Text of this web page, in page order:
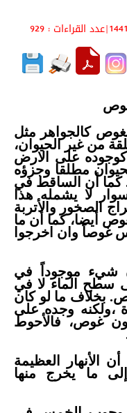
|عدد القراءات : 929
كالجواهر مثل
من غير الحيوان،
على الارض
مطلقا وجزؤه
كما أن الساقط في
لا يشمله هذا
الصخور والأتربة
أيضا، كما أن ما
غوصاً وان اخرجوا
كان شيء موجوداً في
سطح الماء لا في
بخلاف ما لو كان
،ولكنه وجده على
غوص، فالأحوط
أن الأنهار العظيمة
ما يخرج منها